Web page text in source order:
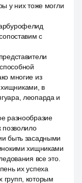
у них тоже могли
с
многие из
в
леопарда и
разнообразие
позволило
быть засадными
хищниками
все это.
их успеха
групп, которым